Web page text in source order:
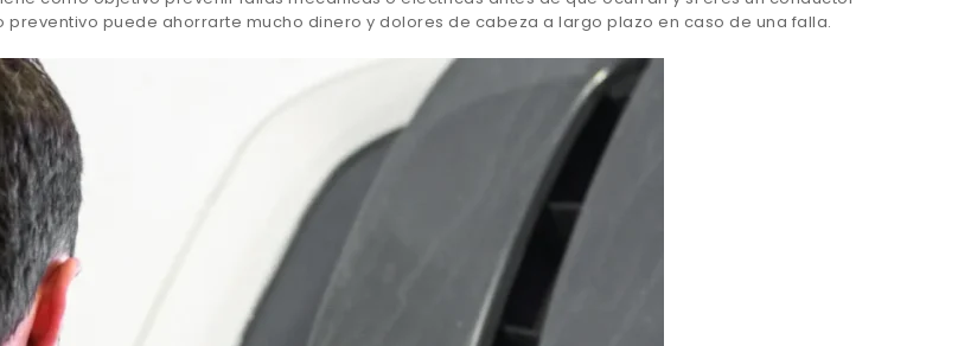
puede ahorrarte mucho dinero y dolores de cabeza a largo plazo en caso de una falla.